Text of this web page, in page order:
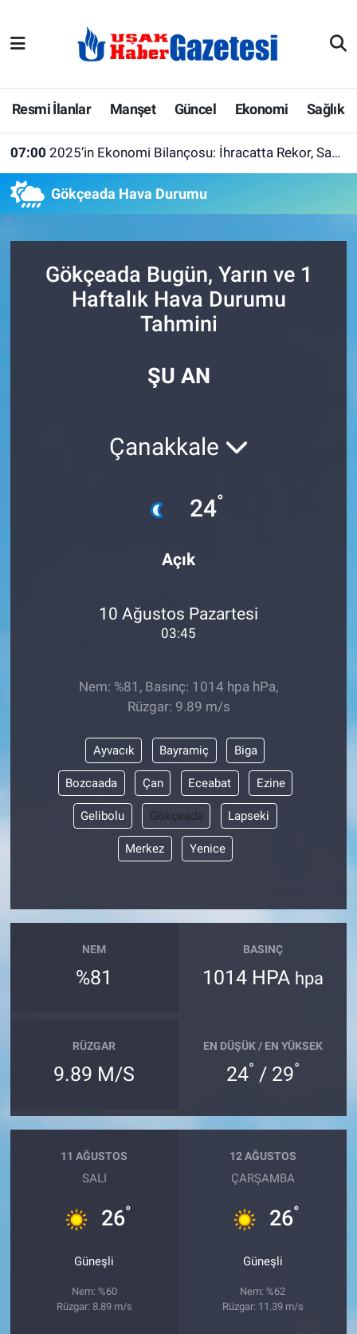
Resmi İlanlar Manşet Güncel Ekonomi Sağlık
07:00 2025’in Ekonomi Bilançosu: İhracatta Rekor, Sanayide 30 Yılın Dibi!
Gökçeada Hava Durumu
Gökçeada Bugün, Yarın ve 1
Haftalık Hava Durumu
Tahmini
ŞU AN
Çanakkale
24°
Açık
10 Ağustos Pazartesi
03:45
Nem: %81, Basınç: 1014 hpa hPa,
Rüzgar: 9.89 m/s
Ayvacık Bayramiç Biga
Bozcaada Çan Eceabat Ezine
Gelibolu Gökçeada Lapseki
Merkez Yenice
NEM
%81
BASINÇ
1014 HPA hpa
RÜZGAR
9.89 M/S
EN DÜŞÜK / EN YÜKSEK
24° / 29°
11 AĞUSTOS
SALI
26°
Güneşli
Nem: %60
Rüzgar: 8.89 m/s
12 AĞUSTOS
ÇARŞAMBA
26°
Güneşli
Nem: %62
Rüzgar: 11.39 m/s
E-Gazete
Ekonomi
İlanlar
Köşe Yazarları
Uşak Hava Durumu
Uşak Trafik Yoğunluk Haritası
Süper Lig Puan Durumu ve Fikstür
Haber Arşivi